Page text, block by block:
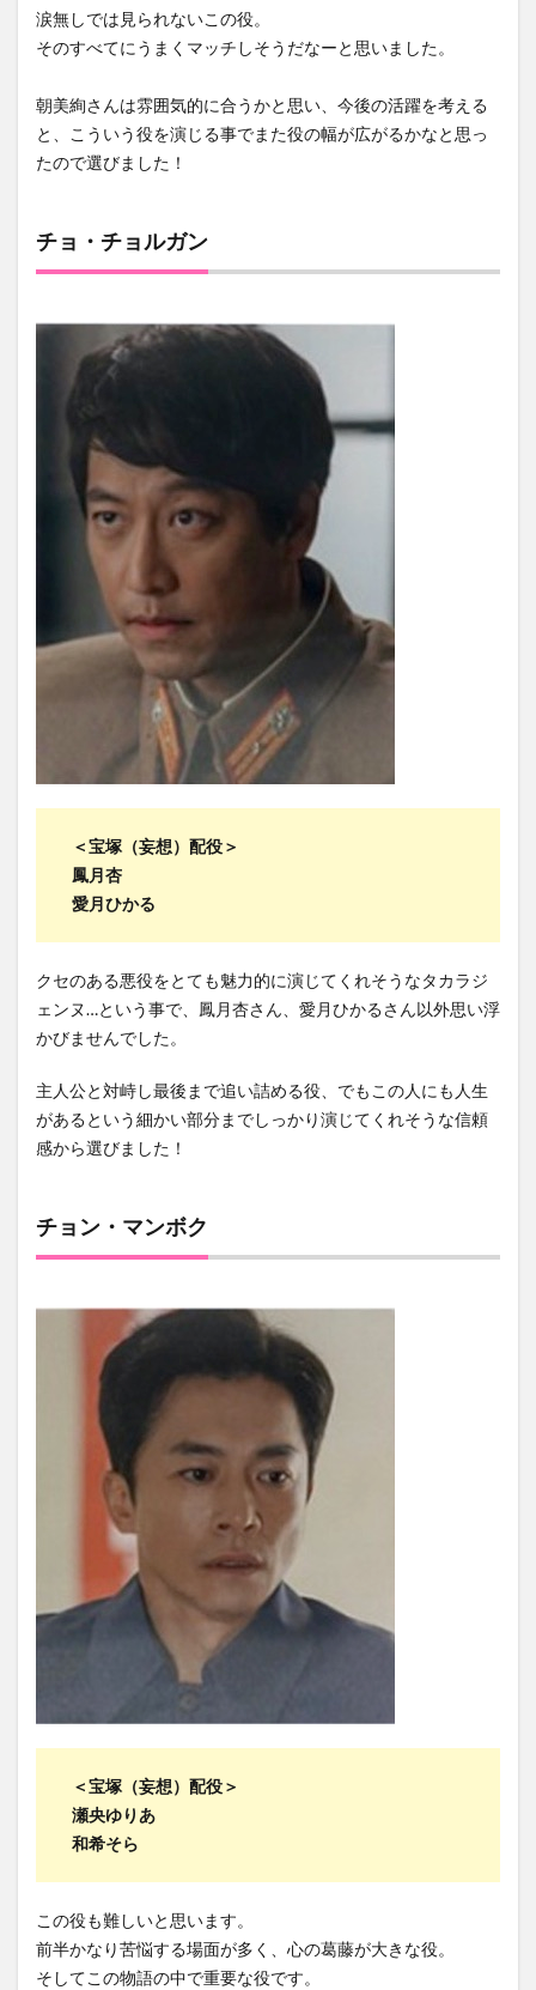
涙無しでは見られないこの役。
そのすべてにうまくマッチしそうだなーと思いました。
朝美絢さんは雰囲気的に合うかと思い、今後の活躍を考える
と、こういう役を演じる事でまた役の幅が広がるかなと思っ
たので選びました！
チョ・チョルガン
＜宝塚（妄想）配役＞
鳳月杏
愛月ひかる
クセのある悪役をとても魅力的に演じてくれそうなタカラジ
ェンヌ…という事で、鳳月杏さん、愛月ひかるさん以外思い浮
かびませんでした。
主人公と対峙し最後まで追い詰める役、でもこの人にも人生
があるという細かい部分までしっかり演じてくれそうな信頼
感から選びました！
チョン・マンボク
＜宝塚（妄想）配役＞
瀬央ゆりあ
和希そら
この役も難しいと思います。
前半かなり苦悩する場面が多く、心の葛藤が大きな役。
そしてこの物語の中で重要な役です。